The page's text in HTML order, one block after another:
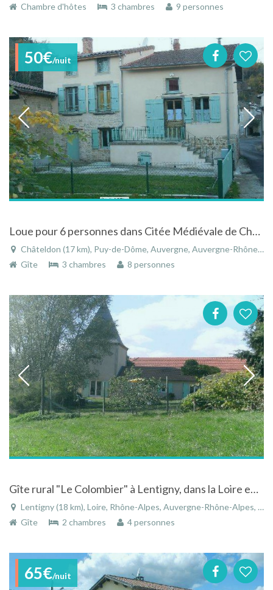
Chambre d'hôtes
3 chambres 9 personnes
50€/nuit
Loue pour 6 personnes dans Citée Médiévale de Chateldon gîte de l'Ollière
Châteldon (17 km), Puy-de-Dôme, Auvergne, Auvergne-Rhône-Alpes, France
Gîte
3 chambres 8 personnes
Gîte rural "Le Colombier" à Lentigny, dans la Loire en Rhône-Alpes, havre de paix dans le Roannais.
Lentigny (18 km), Loire, Rhône-Alpes, Auvergne-Rhône-Alpes, France
Gîte
2 chambres 4 personnes
65€/nuit